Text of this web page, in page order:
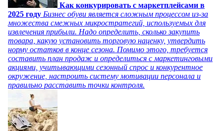
Как конкурировать с маркетплейсами в
2025 году Бизнес обуви является сложным процессом из-за
множества смежных микростратегий, используемых для
извлечения прибыли. Надо определить, сколько закупить
товара, какую установить торговую наценку, утвердить
норму остатков в конце сезона. Помимо этого, требуется
составить план продаж и определиться с маркетинговыми
акциями, учитывающими сезонный спрос и конкурентное
окружение, настроить систему мотивации персонала и
правильно расставить точки контроля.